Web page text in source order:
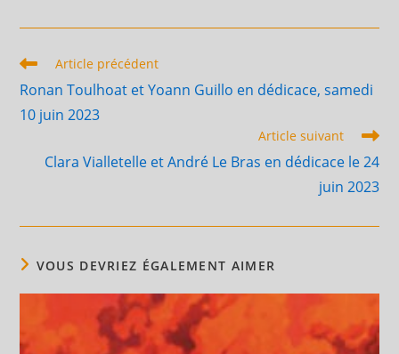
Read
articles
Article précédent
Ronan Toulhoat et Yoann Guillo en dédicace, samedi
10 juin 2023
Article suivant
Clara Vialletelle et André Le Bras en dédicace le 24
juin 2023
VOUS DEVRIEZ ÉGALEMENT AIMER